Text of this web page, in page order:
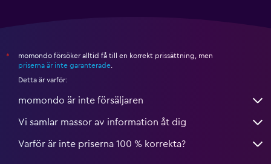
*
momondo försöker alltid få till en korrekt prissättning, men
priserna är inte garanterade
Detta är varför:
momondo är inte försäljaren
Vi samlar massor av information åt dig
Varför är inte priserna 100 % korrekta?